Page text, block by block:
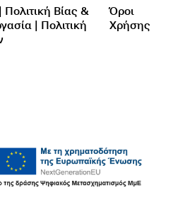
Βίας &
| Πολιτική
Όροι
Χρήσης